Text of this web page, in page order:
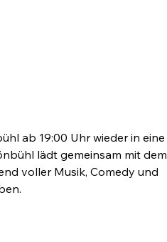
ab 19:00 Uhr wieder in eine
lädt gemeinsam mit dem
voller Musik, Comedy und